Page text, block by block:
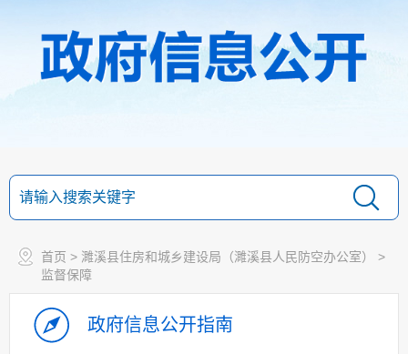
首页 > 濉溪县住房和城乡建设局（濉溪县人民防空办公室）
>
监督保障
政府信息公开指南
决策部署落实情况
建议提案办理
财政资金
乡村振兴（精准脱贫）
权责清单和动态调
整情况
公共服务和中介服务